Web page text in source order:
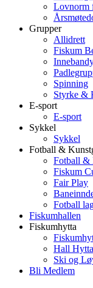
Lovnorm
Grupper
Allidrett
Fiskum
Spinning
Styrke &
E-sport
E-sport
Sykkel
Sykkel
Fotball &
Fotball &
Fiskum
Fair Play
Fotball
Fiskumhallen
Fiskumhytta
Hall
Ski og
Bli Medlem